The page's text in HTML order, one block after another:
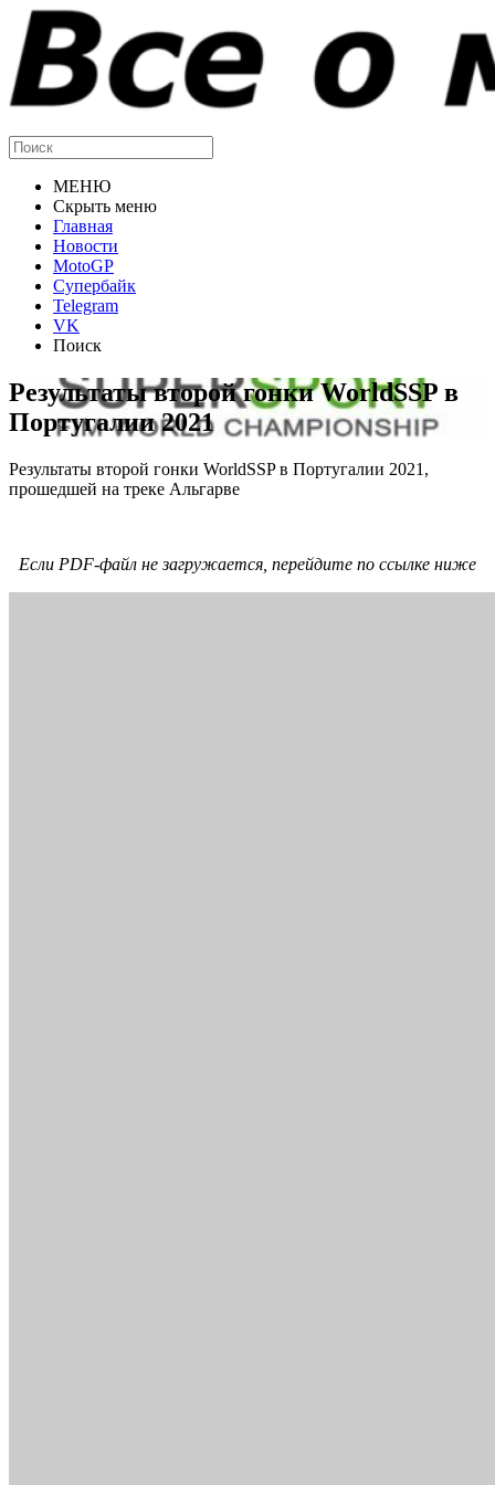
МЕНЮ
Скрыть меню
Главная
Новости
MotoGP
Супербайк
Telegram
VK
Поиск
Результаты второй гонки WorldSSP в
Португалии 2021
Результаты второй гонки WorldSSP в Португалии 2021,
прошедшей на треке Альгарве
Если PDF-файл не загружается, перейдите по ссылке ниже